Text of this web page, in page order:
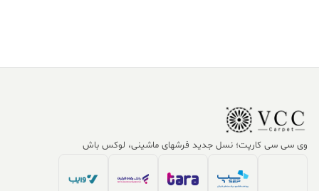
وی سی سی کارپت؛ نسل جدید فرشهای ماشینی، لوکس باش